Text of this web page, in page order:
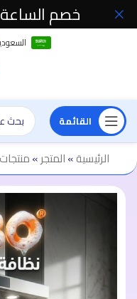
القائمة
الرئيسية»المتجر»
خصم الساعة